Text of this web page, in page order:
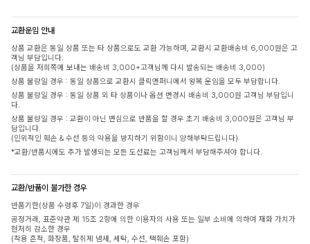
교환운임 안내
상품 교환은 동일 상품 또는 타 상품으로도 교환 가능하며, 교환시 교환배송비 6,000원은 고
객님 부담입니다.
(상품을 저희쪽에 보내는 배송비 3,000+고객님께 다시 발송되는 배송비 3,000)
상품 불량일 경우 : 동일 상품으로 교환시 클릭앤퍼니에서 왕복 운임을 모두 부담합니다.
상품 불량일 경우 : 동일 상품 외 타 상품이나 옵션 변경시 배송비 3,000원 고객님 부담입니
다.
상품 불량일 경우 : 교환이 아닌 변심으로 반품을 할 경우 초기 배송비 3,000원은 고객님 부
담입니다.
(인위적인 훼손 & 수선 등의 악용을 방지하기 위함이니 양해부탁드립니다)
*교환/반품시에도 추가 발생되는 모든 도선료는 고객님께서 부담해주셔야 합니다.
교환/반품이 불가한 경우
반품기한(상품 수령후 7일)이 경과한 경우
공정거래, 표준약관 제 15조 2항에 의한 이용자의 사용 또는 일부 소비에 의하여 재화 가치가
현저히 감소한 경우
(착용 흔적, 화장품, 탈취제 냄새, 세탁, 수선, 택훼손 포함)